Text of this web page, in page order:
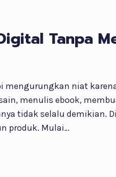
Tanpa
niat
menulis ebook,
tidak selalu demikian.
produk. Mulai…